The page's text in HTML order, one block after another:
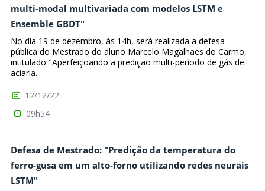
multi-modal multivariada com modelos LSTM e
Ensemble GBDT"
No dia 19 de dezembro, às 14h, será realizada a defesa
pública do Mestrado do aluno Marcelo Magalhaes do Carmo,
intitulado "Aperfeiçoando a predição multi-período de gás de
aciaria...
12/12/22
09h54
Defesa de Mestrado: "Predição da temperatura do
ferro-gusa em um alto-forno utilizando redes neurais
LSTM"